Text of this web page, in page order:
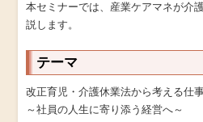
本セミナーでは、産業ケアマネが介
説します。
テーマ
改正育児・介護休業法から考える仕
～社員の人生に寄り添う経営へ～